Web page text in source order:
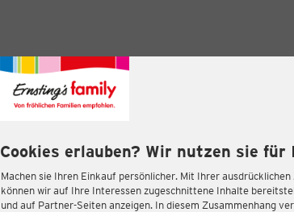
Cookies erlauben? Wir nutzen sie
Machen sie Ihren Einkauf persönlicher. Mit Ihrer
können wir auf Ihre Interessen zugeschnittene Inhalte
und auf Partner-Seiten anzeigen. In diesem Zusammenhang